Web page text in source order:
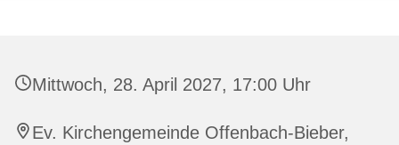
Mittwoch, 28. April 2027, 17:00 Uhr
Ev. Kirchengemeinde Offenbach-Bieber,